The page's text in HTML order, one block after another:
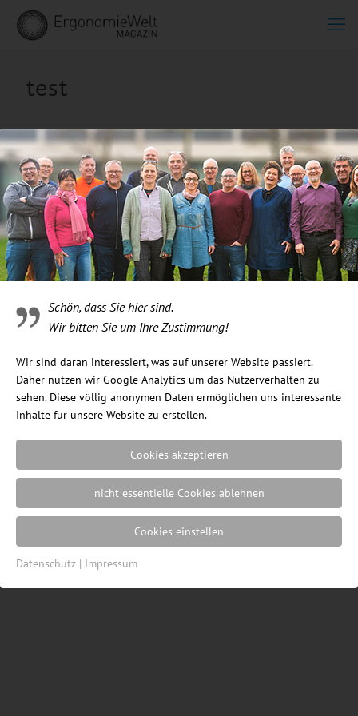
test
Ein Blog des InternetshopsErgonomieWelt.de
|Impressum| Datenschutz
Werbeagentur in Lübeck
Schön, dass Sie hier sind.
Wir bitten Sie um Ihre Zustimmung!
Wir sind daran interessiert, was auf unserer Website passiert.
Daher nutzen wir Google Analytics um das Nutzerverhalten zu
sehen. Diese völlig anonymen Daten ermöglichen uns interessante
Inhalte für unsere Website zu erstellen.
Cookies akzeptieren
nicht essentielle Cookies ablehnen
Cookies einstellen
Datenschutz | Impressum